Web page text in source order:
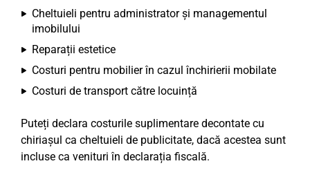
Cheltuieli pentru administrator și managementul
imobilului
Reparații estetice
Costuri pentru mobilier în cazul închirierii mobilate
Costuri de transport către locuință
Puteți declara costurile suplimentare decontate cu
chiriașul ca cheltuieli de publicitate, dacă acestea sunt
incluse ca venituri în declarația fiscală.